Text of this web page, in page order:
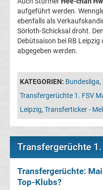
Borussia
Dortmund
Borussia
Mönchengladbach
Transfergerüchte
Chemnitzer
FC
aufgeführt werden.
ebenfalls als
Sörloth-Schicksal droht.
Debütsaison bei RB
abgegeben werden.
KATEGORIEN: Bundesliga,
Transfergerüchte 1. FSV
Leipzig, Transferticker -
Transfergerüchte
Transfergerüchte:
Top-Klubs?